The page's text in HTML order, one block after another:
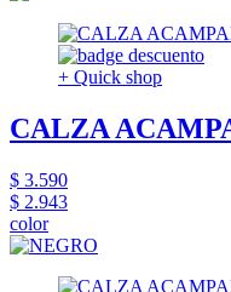
+ Quick shop
CALZA
$ 3.590
$ 2.943
color